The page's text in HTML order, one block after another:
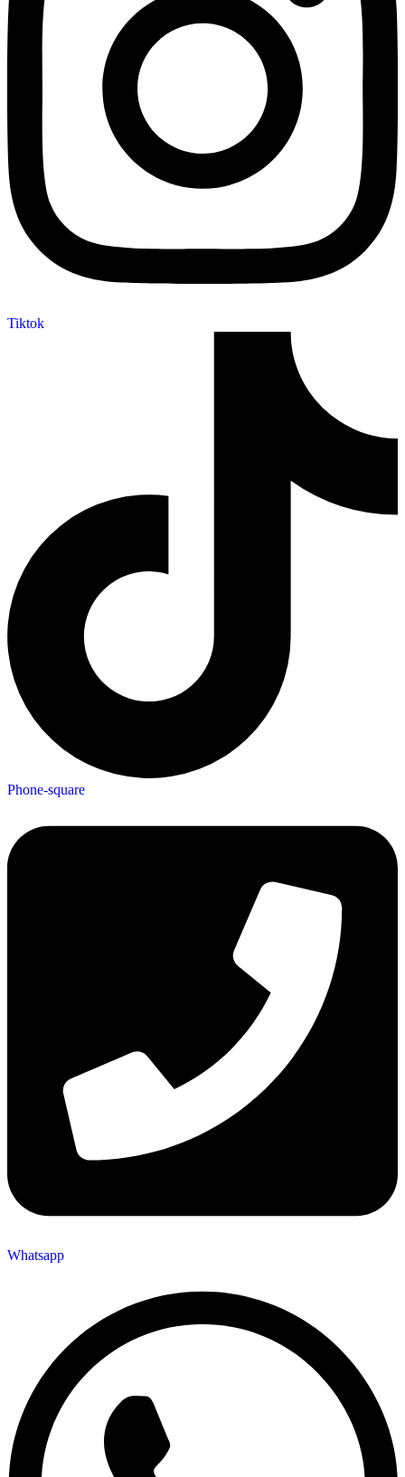
Tiktok
Phone-square
Whatsapp